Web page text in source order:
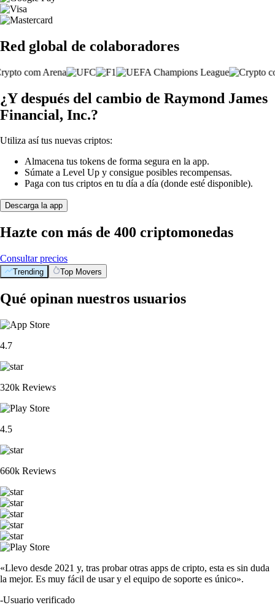
Red global de colaboradores
¿Y después del cambio de Raymond James
Financial, Inc.?
Utiliza así tus nuevas criptos:
Almacena tus tokens de forma segura en la app.
Súmate a Level Up y consigue posibles recompensas.
Paga con tus criptos en tu día a día (donde esté disponible).
Descarga la app
Hazte con más de 400 criptomonedas
Consultar precios
Trending Top Movers
Qué opinan nuestros usuarios
4.7
320k Reviews
4.5
660k Reviews
«Llevo desde 2021 y, tras probar otras apps de cripto, esta es sin duda
la mejor. Es muy fácil de usar y el equipo de soporte es único».
-Usuario verificado